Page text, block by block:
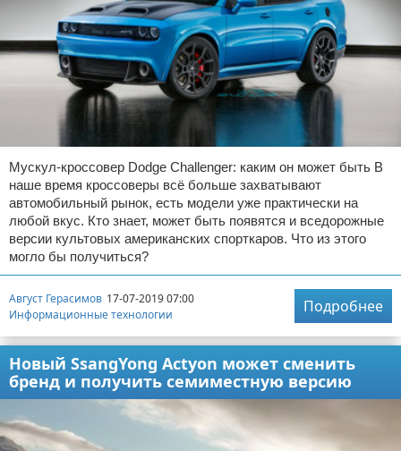
Мускул-кроссовер Dodge Challenger: каким он может быть В
наше время кроссоверы всё больше захватывают
автомобильный рынок, есть модели уже практически на
любой вкус. Кто знает, может быть появятся и вседорожные
версии культовых американских спорткаров. Что из этого
могло бы получиться?
Август Герасимов 17-07-2019 07:00
Информационные технологии
Подробнее
Новый SsangYong Actyon может сменить
бренд и получить семиместную версию